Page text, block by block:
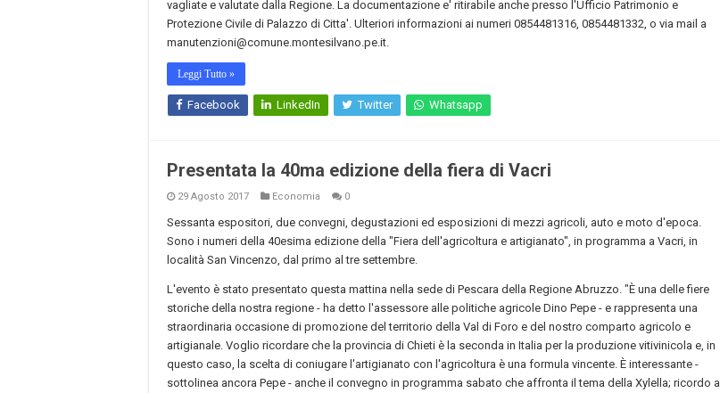
vagliate e valutate dalla Regione. La documentazione e' ritirabile anche presso l'Ufficio Patrimonio e
Protezione Civile di Palazzo di Citta'. Ulteriori informazioni ai numeri 0854481316, 0854481332, o via mail a
manutenzioni@comune.montesilvano.pe.it.
Leggi Tutto »
Facebook LinkedIn Twitter Whatsapp
Presentata la 40ma edizione della fiera di Vacri
29 Agosto 2017 Economia 0
Sessanta espositori, due convegni, degustazioni ed esposizioni di mezzi agricoli, auto e moto d'epoca.
Sono i numeri della 40esima edizione della "Fiera dell'agricoltura e artigianato", in programma a Vacri, in
località San Vincenzo, dal primo al tre settembre.
L'evento è stato presentato questa mattina nella sede di Pescara della Regione Abruzzo. "È una delle fiere
storiche della nostra regione - ha detto l'assessore alle politiche agricole Dino Pepe - e rappresenta una
straordinaria occasione di promozione del territorio della Val di Foro e del nostro comparto agricolo e
artigianale. Voglio ricordare che la provincia di Chieti è la seconda in Italia per la produzione vitivinicola e, in
questo caso, la scelta di coniugare l'artigianato con l'agricoltura è una formula vincente. È interessante -
sottolinea ancora Pepe - anche il convegno in programma sabato che affronta il tema della Xylella; ricordo a